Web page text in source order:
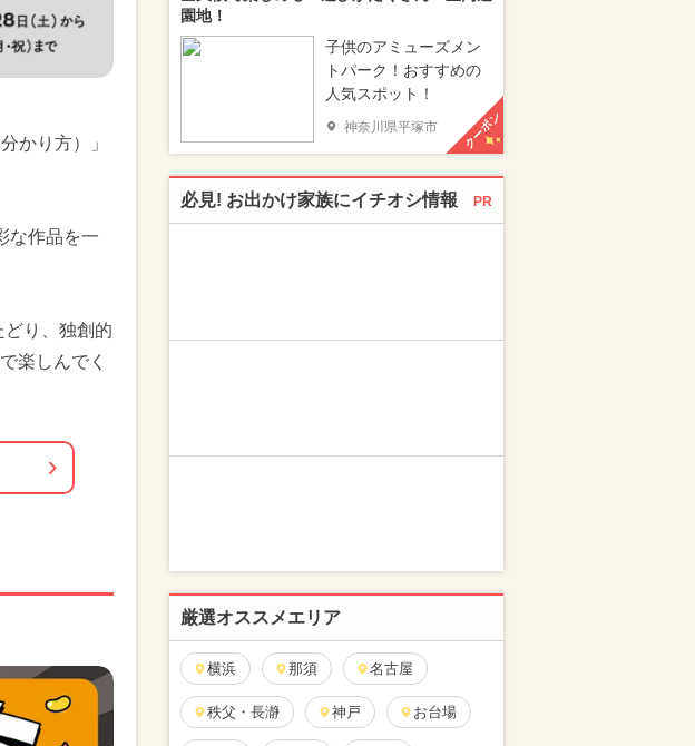
かり方）」
な作品を一
り、独創的
楽しんでく
園地！
子供のアミューズメン
トパーク！おすすめの
人気スポット！
神奈川県平塚市 クーポン
必見! お出かけ家族にイチオシ情報 PR
厳選オススメエリア
横浜 那須 名古屋
秩父・長瀞 神戸 お台場